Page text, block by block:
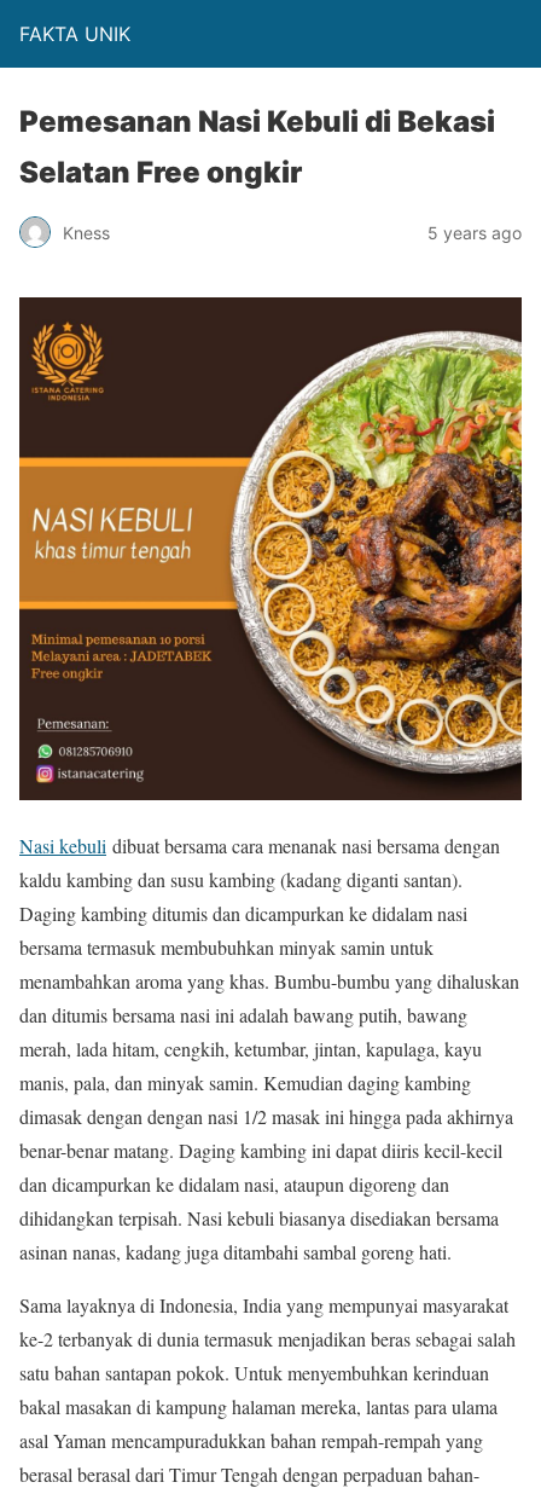
FAKTA UNIK
Pemesanan Nasi Kebuli di Bekasi
Selatan Free ongkir
Kness 5 years ago
Nasi kebuli dibuat bersama cara menanak nasi bersama dengan
kaldu kambing dan susu kambing (kadang diganti santan).
Daging kambing ditumis dan dicampurkan ke didalam nasi
bersama termasuk membubuhkan minyak samin untuk
menambahkan aroma yang khas. Bumbu-bumbu yang dihaluskan
dan ditumis bersama nasi ini adalah bawang putih, bawang
merah, lada hitam, cengkih, ketumbar, jintan, kapulaga, kayu
manis, pala, dan minyak samin. Kemudian daging kambing
dimasak dengan dengan nasi 1/2 masak ini hingga pada akhirnya
benar-benar matang. Daging kambing ini dapat diiris kecil-kecil
dan dicampurkan ke didalam nasi, ataupun digoreng dan
dihidangkan terpisah. Nasi kebuli biasanya disediakan bersama
asinan nanas, kadang juga ditambahi sambal goreng hati.
Sama layaknya di Indonesia, India yang mempunyai masyarakat
ke-2 terbanyak di dunia termasuk menjadikan beras sebagai salah
satu bahan santapan pokok. Untuk menyembuhkan kerinduan
bakal masakan di kampung halaman mereka, lantas para ulama
asal Yaman mencampuradukkan bahan rempah-rempah yang
berasal berasal dari Timur Tengah dengan perpaduan bahan-